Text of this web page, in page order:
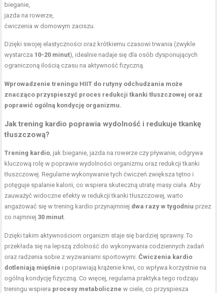
bieganie,
jazda na rowerze,
ćwiczenia w domowym zaciszu.
Dzięki swojej elastyczności oraz krótkiemu czasowi trwania (zwykle
wystarcza 10-20 minut), idealnie nadaje się dla osób dysponujących
ograniczoną ilością czasu na aktywność fizyczną.
Wprowadzenie treningu HIIT do rutyny odchudzania może
znacząco przyspieszyć proces redukcji tkanki tłuszczowej oraz
poprawić ogólną kondycję organizmu.
Jak trening kardio poprawia wydolność i redukuje tkankę
tłuszczową?
Trening kardio , jak bieganie, jazda na rowerze czy pływanie, odgrywa
kluczową rolę w poprawie wydolności organizmu oraz redukcji tkanki
tłuszczowej. Regularne wykonywanie tych ćwiczeń zwiększa tętno i
potęguje spalanie kalorii, co wspiera skuteczną utratę masy ciała. Aby
zauważyć widoczne efekty w redukcji tkanki tłuszczowej, warto
angażować się w trening kardio przynajmniej dwa razy w tygodniu przez
co najmniej30 minut
Dzięki takim aktywnościom organizm staje się bardziej sprawny. To
przekłada się na lepszą zdolność do wykonywania codziennych zadań
oraz radzenia sobie z wyzwaniami sportowymi.Ćwiczenia kardio
dotleniają mięśnie i poprawiają krążenie krwi, co wpływa korzystnie na
ogólną kondycję fizyczną. Co więcej, regularna praktyka tego rodzaju
treningu wspiera procesy metaboliczne w ciele, co przyspiesza